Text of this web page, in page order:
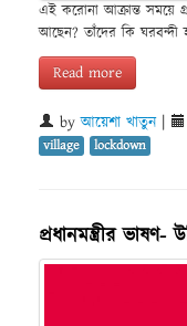
এই করোনা আক্রান্ত সময়ে
আছেন? তাঁদের কি ঘরবন্দী
Read more
byআয়েশা খাতুন|
village
lockdown
প্রধানমন্ত্রীর